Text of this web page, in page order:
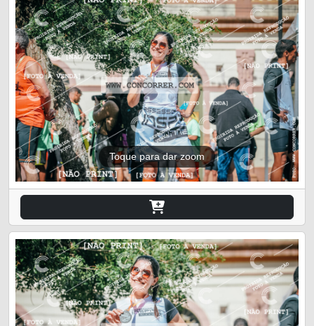
Toque para dar zoom